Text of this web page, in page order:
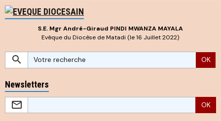
S.E. Mgr André-Giraud PINDI MWANZA MAYALA
Evêque du Diocèse de Matadi (le 16 Juillet 2022)
OK
Newsletters
OK